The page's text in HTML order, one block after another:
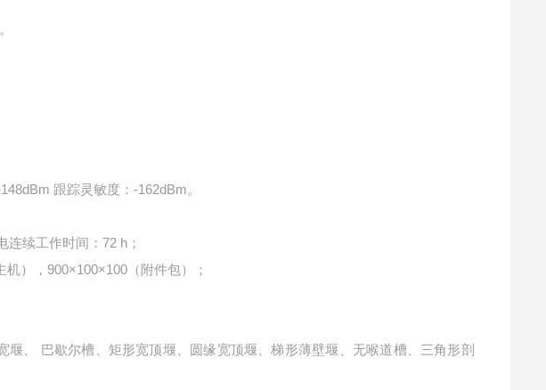
跟踪灵敏度：-162dBm。
连续工作时间：72 h；
），900×100×100（附件包）；
堰、 巴歇尔槽、矩形宽顶堰、圆缘宽顶堰、梯形薄壁堰、无喉道槽、三角形剖